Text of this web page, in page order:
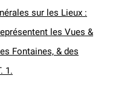
sur les Lieux :
les Vues &
Fontaines, & des
1.